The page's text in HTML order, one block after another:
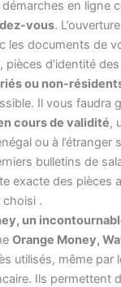
en ligne
vous.
les documents de
pièces d’identité
ou non-
Il vous faudra
cours de validité,
ou à l’étranger
bulletins de
exacte des pièces
choisi .
un
Orange Money,
utilisés, même par
Ils permettent